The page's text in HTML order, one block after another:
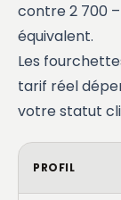
contre 2 700
équivalent.
Les
tarif réel
votre statut
PROFIL